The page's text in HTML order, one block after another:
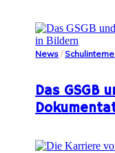
News /
Das GSGB